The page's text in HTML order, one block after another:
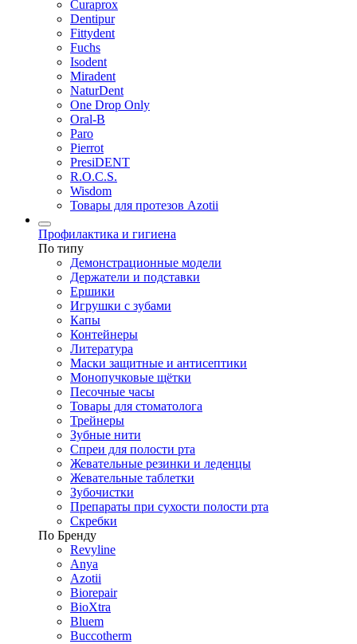
Curaprox
Dentipur
Fittydent
Fuchs
Isodent
Miradent
NaturDent
One Drop Only
Oral-B
Paro
Pierrot
PresiDENT
R.O.C.S.
Wisdom
Товары для протезов Azotii
Профилактика и гигиена
По типу
Демонстрационные модели
Держатели и подставки
Ершики
Игрушки с зубами
Капы
Контейнеры
Литература
Маски защитные и антисептики
Монопучковые щётки
Песочные часы
Товары для стоматолога
Трейнеры
Зубные нити
Спреи для полости рта
Жевательные резинки и леденцы
Жевательные таблетки
Зубочистки
Препараты при сухости полости рта
Скребки
По Бренду
Revyline
Anya
Azotii
Biorepair
BioXtra
Bluem
Buccotherm